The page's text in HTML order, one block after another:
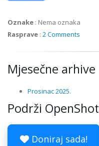
Oznake : Nema oznaka
Rasprave : 2 Comments
Mjesečne arhive
Prosinac 2025.
Podrži OpenShot
Doniraj sada!